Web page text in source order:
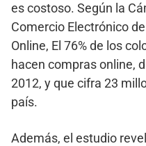
es costoso. Según la
Comercio Electrónico
Online, El 76% de los
hacen compras online,
2012, y que cifra 23
país.
Además, el estudio